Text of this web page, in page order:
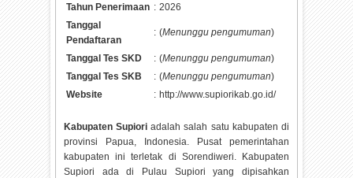
Tahun Penerimaan : 2026
Tanggal
Pendaftaran
: (Menunggu pengumuman)
Tanggal Tes SKD : (Menunggu pengumuman)
Tanggal Tes SKB
: (Menunggu pengumuman)
Website
: http://www.supiorikab.go.id/
Kabupaten Supiori adalah salah satu kabupaten di
provinsi Papua, Indonesia. Pusat pemerintahan
kabupaten ini terletak di Sorendiweri. Kabupaten
Supiori ada di Pulau Supiori yang dipisahkan